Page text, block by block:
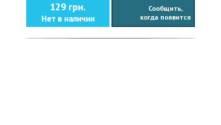
129 грн.
Нет в наличии
Сообщить,
когда появится